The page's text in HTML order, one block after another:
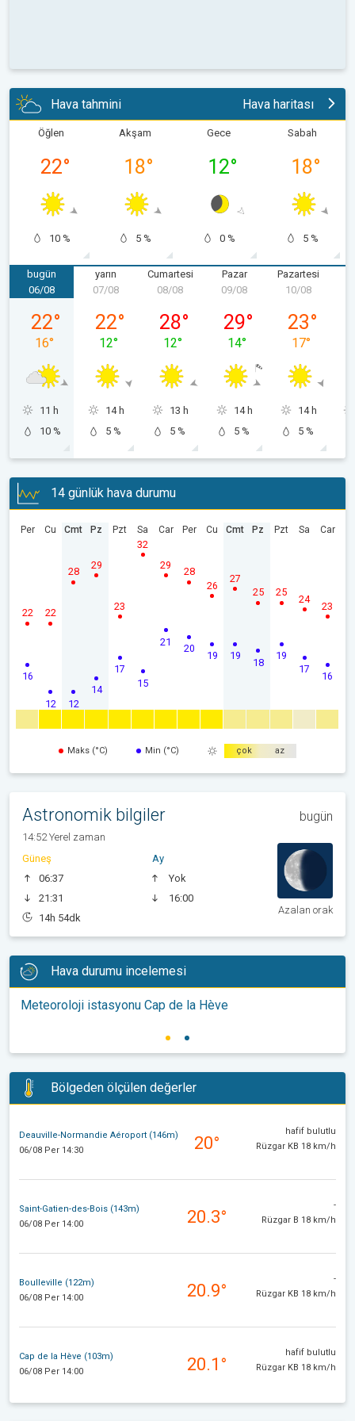
Hava tahmini Hava haritası
Öğlen
22°
10 %
Akşam
18°
5 %
Gece
12°
0 %
Sabah
18°
5 %
bugün
06/08 Perşembe
06/08
22°
16°
11 h
10 %
yarın
07/08
22°
12°
14 h
5 %
Cumartesi
08/08 Cumartesi
08/08
28°
12°
13 h
5 %
Pazar
09/08
29°
14°
14 h
5 %
Pazartesi
10/08
23°
17°
14 h
5 %
14 günlük hava durumu
Per
16
22
Cu
12
22
Cmt
12
28
Pz
14
29
Pzt
17
23
Sa
15
32
Car
21
29
Per
20
28
Cu
19
26
Cmt
19
27
Pz
18
25
Pzt
19
25
Sa
17
24
Car
16
23
Maks (°C) Min (°C) çok az
Astronomik bilgiler bugün
14:52 Yerel zaman
Güneş
06:37
21:31
14h 54dk
Ay
Yok
16:00
Azalan orak
Hava durumu incelemesi
Meteoroloji istasyonu Cap de la Hève
Bölgeden ölçülen değerler
Deauville-Normandie Aéroport (146m)
06/08 Per 14:30
20°
hafif bulutlu
Rüzgar KB 18 km/h
Saint-Gatien-des-Bois (143m)
06/08 Per 14:00
20.3°
-
Rüzgar B 18 km/h
Boulleville (122m)
06/08 Per 14:00
20.9°
-
Rüzgar KB 18 km/h
Cap de la Hève (103m)
06/08 Per 14:00
20.1°
hafif bulutlu
Rüzgar KB 18 km/h